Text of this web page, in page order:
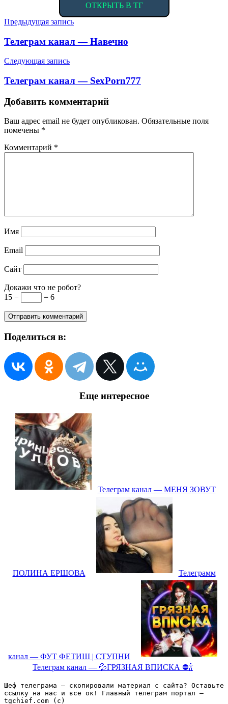
ОТКРЫТЬ В ТГ
Навигация
по
записям
Предыдущая запись
Телеграм канал — Навечно
Следующая запись
Телеграм канал — SexPorn777
Добавить комментарий
Ваш адрес email не будет опубликован. Обязательные поля
помечены *
Комментарий *
Имя
Email
Сайт
Докажи что не робот?
15 −
= 6
Поделиться в:
Еще интересное
Телеграм канал — МЕНЯ ЗОВУТ
ПОЛИНА ЕРШОВА Телеграмм
канал — ФУТ ФЕТИШ | СТУПНИ
Телеграм канал — 💦ГРЯЗНАЯ ВПИСКА ⛔️🍾
Шеф телеграма – скопировали материал с сайта? Оставьте
ссылку на нас и все ок! Главный телеграм портал –